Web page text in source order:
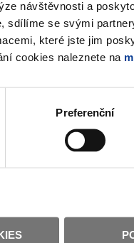
návštěvnosti a
sdílíme se svými
které jste jim
cookies naleznete na
Preferenční